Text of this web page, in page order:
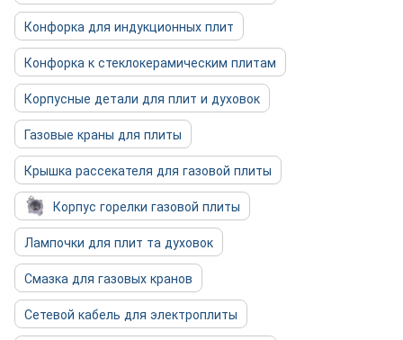
Конфорка для индукционных плит
Конфорка к стеклокерамическим плитам
Корпусные детали для плит и духовок
Газовые краны для плиты
Крышка рассекателя для газовой плиты
Корпус горелки газовой плиты
Лампочки для плит та духовок
Смазка для газовых кранов
Сетевой кабель для электроплиты